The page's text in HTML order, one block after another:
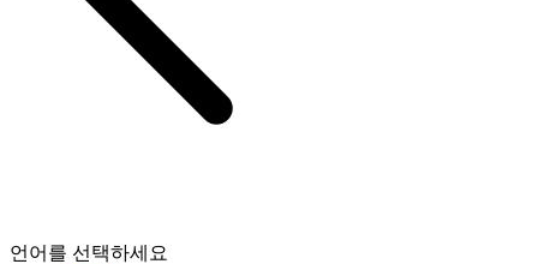
언어를 선택하세요